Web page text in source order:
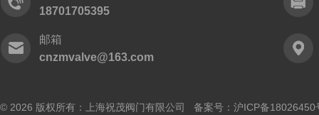
18701705395
邮箱
cnzmvalve@163.com
© 2026 版权所有：上海祝茂阀门有限公司 备案号： 沪ICP备18026450